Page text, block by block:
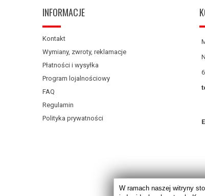
INFORMACJE
Kontakt
Wymiany, zwroty, reklamacje
Płatności i wysyłka
Program lojalnościowy
FAQ
Regulamin
Polityka prywatności
W ramach naszej witryny